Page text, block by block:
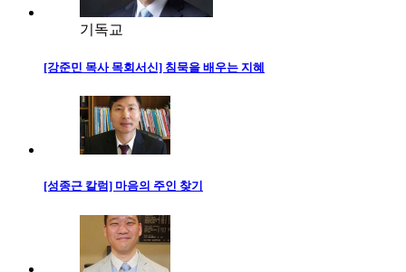
기독교
[강준민 목사 목회서신] 침묵을 배우는 지혜
[성종근 칼럼] 마음의 주인 찾기